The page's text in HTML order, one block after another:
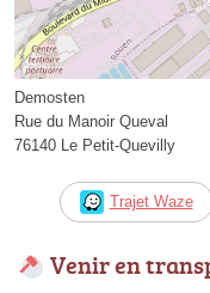
Demosten
Rue du Manoir Queval
76140 Le Petit-Quevilly
Trajet Waze
Venir en